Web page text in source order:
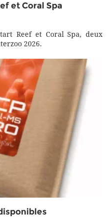
et Coral Spa
Reef et Coral Spa, deux
2026.